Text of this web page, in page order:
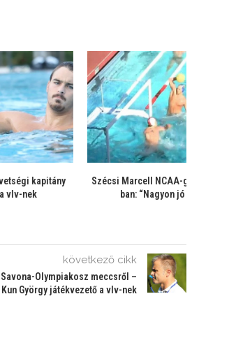
Szécsi Marcell a szövetségi kapitány
meghívójáról a vlv-nek
következő cikk
Olympiakosz meccsről –
Kun György játékvezető a vlv-nek